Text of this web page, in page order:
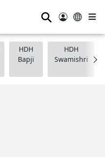
⚲
HDH
Bapji
HDH
Swamishri